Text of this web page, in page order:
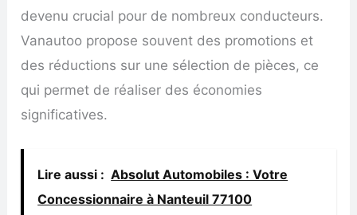
devenu crucial pour de nombreux conducteurs.
Vanautoo propose souvent des promotions et
des réductions sur une sélection de pièces, ce
qui permet de réaliser des économies
significatives.
Lire aussi : Absolut Automobiles : Votre
Concessionnaire à Nanteuil 77100